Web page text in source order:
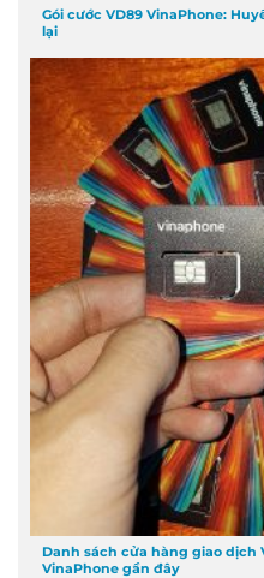
Gói cước VD89 VinaPhone:
lại
Danh sách cửa hàng giao dịch
VinaPhone gần đây